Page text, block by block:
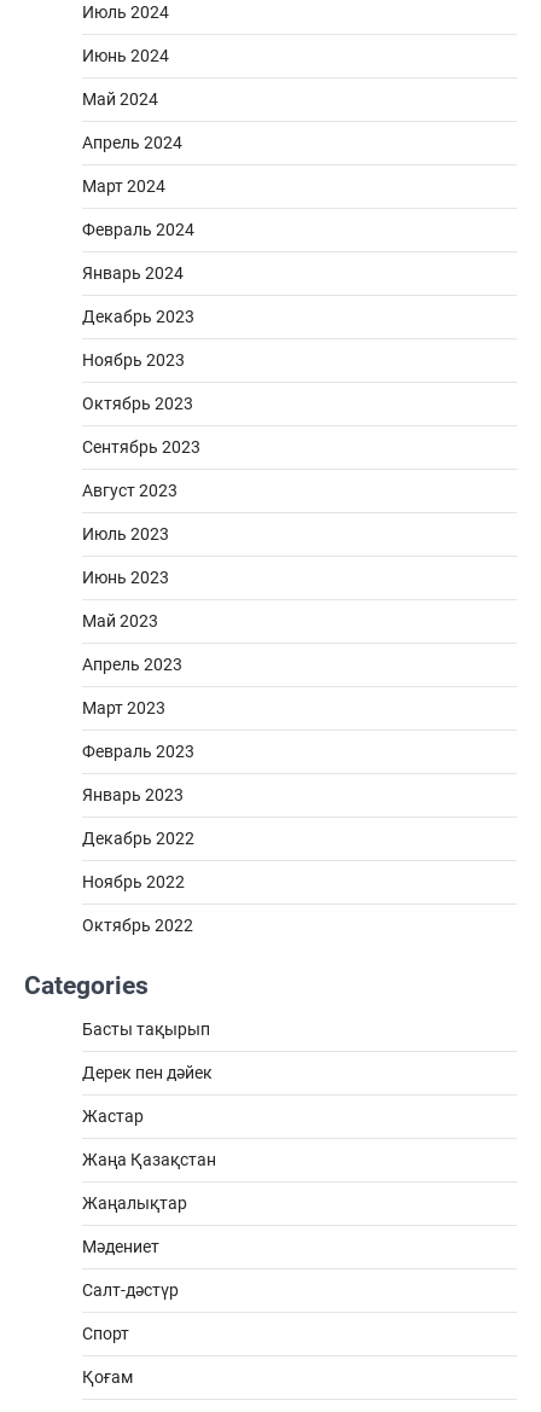
Июль 2024
Июнь 2024
Май 2024
Апрель 2024
Март 2024
Февраль 2024
Январь 2024
Декабрь 2023
Ноябрь 2023
Октябрь 2023
Сентябрь 2023
Август 2023
Июль 2023
Июнь 2023
Май 2023
Апрель 2023
Март 2023
Февраль 2023
Январь 2023
Декабрь 2022
Ноябрь 2022
Октябрь 2022
Categories
Басты тақырып
Дерек пен дәйек
Жастар
Жаңа Қазақстан
Жаңалықтар
Мәдениет
Салт-дәстүр
Спорт
Қоғам